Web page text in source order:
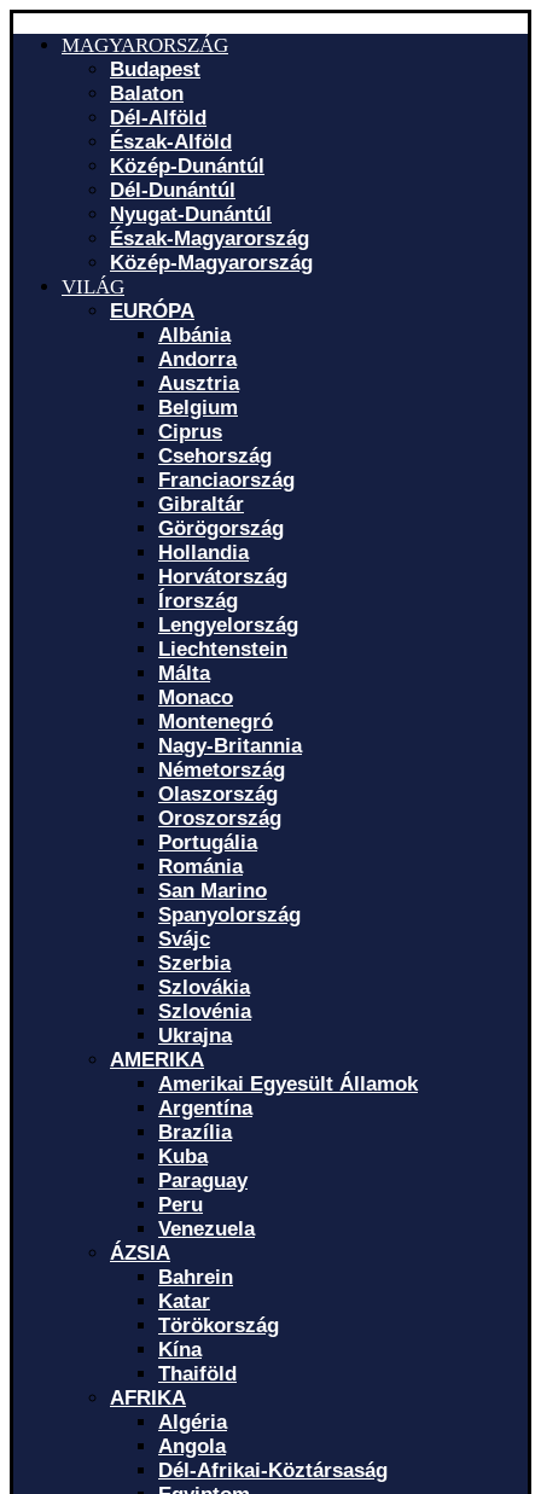
MAGYARORSZÁG
Budapest
Balaton
Dél-Alföld
Észak-Alföld
Közép-Dunántúl
Dél-Dunántúl
Nyugat-Dunántúl
Észak-Magyarország
Közép-Magyarország
VILÁG
EURÓPA
Albánia
Andorra
Ausztria
Belgium
Ciprus
Csehország
Franciaország
Gibraltár
Görögország
Hollandia
Horvátország
Írország
Lengyelország
Liechtenstein
Málta
Monaco
Montenegró
Nagy-Britannia
Németország
Olaszország
Oroszország
Portugália
Románia
San Marino
Spanyolország
Svájc
Szerbia
Szlovákia
Szlovénia
Ukrajna
AMERIKA
Amerikai Egyesült Államok
Argentína
Brazília
Kuba
Paraguay
Peru
Venezuela
ÁZSIA
Bahrein
Katar
Törökország
Kína
Thaiföld
AFRIKA
Algéria
Angola
Dél-Afrikai-Köztársaság